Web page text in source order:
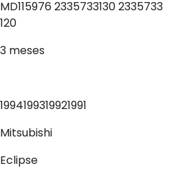
MD115976 2335733130 2335733
120
3 meses
1994199319921991
Mitsubishi
Eclipse